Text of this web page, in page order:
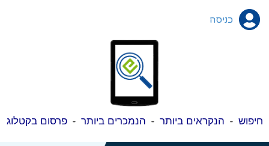
כניסה
חיפוש - הנקראים ביותר - הנמכרים ביותר -פרסום בקטלוג